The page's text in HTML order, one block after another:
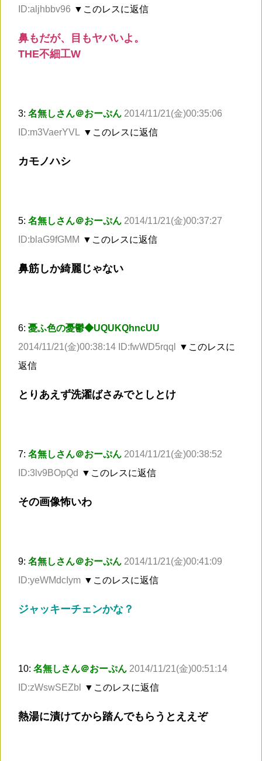
ID:aljhbbv96 ▼このレスに返信
鼻もだが、目もヤバいよ。
THE不細工W
3: 名無しさん＠おーぷん 2014/11/21(金)00:35:06
ID:m3VaerYVL ▼このレスに返信
カモノハシ
5: 名無しさん＠おーぷん 2014/11/21(金)00:37:27
ID:blaG9fGMM ▼このレスに返信
鼻筋しか綺麗じゃない
6: 憂ふ色の憂鬱◆UQUKQhncUU
2014/11/21(金)00:38:14 ID:fwWD5rqql
▼このレスに
返信
とりあえず洗濯ばさみでとしとけ
7: 名無しさん＠おーぷん 2014/11/21(金)00:38:52
ID:3lv9BOpQd ▼このレスに返信
その画像怖いわ
9: 名無しさん＠おーぷん 2014/11/21(金)00:41:09
ID:yeWMdcIym ▼このレスに返信
ジャッキーチェンかな？
10: 名無しさん＠おーぷん 2014/11/21(金)00:51:14
ID:zWswSEZbl
▼このレスに返信
熱湯に漬けてから踏んでもらうとええぞ